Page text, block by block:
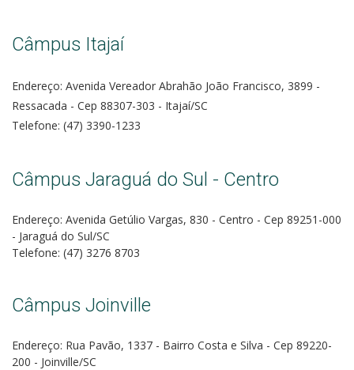
Câmpus Itajaí
Endereço: Avenida Vereador Abrahão João Francisco, 3899 -
Ressacada - Cep 88307-303 - Itajaí/SC
Telefone: (47) 3390-1233
Câmpus Jaraguá do Sul - Centro
Endereço: Avenida Getúlio Vargas, 830 - Centro - Cep 89251-000
- Jaraguá do Sul/SC
Telefone: (47) 3276 8703
Câmpus Joinville
Endereço: Rua Pavão, 1337 - Bairro Costa e Silva - Cep 89220-
200 - Joinville/SC